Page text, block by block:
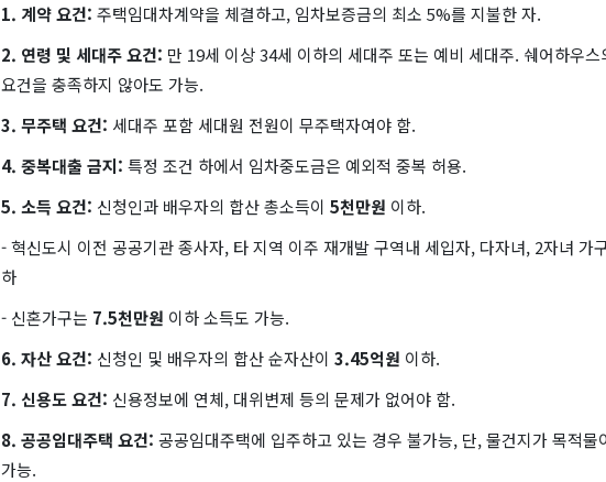
1. 계약 요건: 주택임대차계약을 체결하고, 임차보증금의 최소 5%를 지불한 자.
2. 연령 및 세대주 요건: 만 19세 이상 34세 이하의 세대주 또는 예비 세대주. 쉐어하우스
요건을 충족하지 않아도 가능.
3. 무주택 요건: 세대주 포함 세대원 전원이 무주택자여야 함.
4. 중복대출 금지: 특정 조건 하에서 임차중도금은 예외적 중복 허용.
5. 소득 요건: 신청인과 배우자의 합산 총소득이 5천만원 이하.
- 혁신도시 이전 공공기관 종사자, 타 지역 이주 재개발 구역내 세입자, 다자녀, 2자녀 가
하
- 신혼가구는 7.5천만원 이하 소득도 가능.
6. 자산 요건: 신청인 및 배우자의 합산 순자산이 3.45억원 이하.
7. 신용도 요건: 신용정보에 연체, 대위변제 등의 문제가 없어야 함.
8. 공공임대주택 요건: 공공임대주택에 입주하고 있는 경우 불가능, 단, 물건지가 목적물
가능.